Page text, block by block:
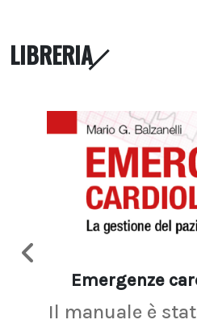
LIBRERIA
Emergenze
Il manuale è